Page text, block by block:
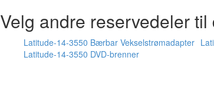
Velg andre reservedeler
Latitude-14-3550 Bærbar Vekselstrømadapter
Latitude-14-3550 DVD-brenner